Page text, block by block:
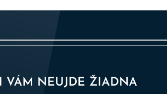
s fóliami, balayage, ombre atď. Bez
FARIEB:
Prepájanie a zjednotenie farby
VÁM NEUJDE ŽIADNA